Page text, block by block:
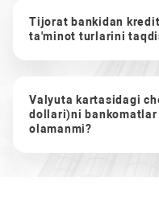
Tijorat bankidan
ta'minot turlarini
Valyuta kartasidagi
dollari)ni
olamanmi?